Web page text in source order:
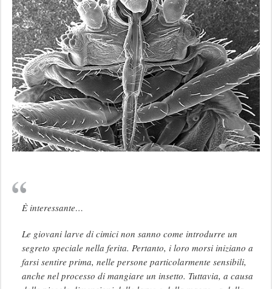
È interessante…
Le giovani larve di cimici non sanno come introdurre un
segreto speciale nella ferita. Pertanto, i loro morsi iniziano a
farsi sentire prima, nelle persone particolarmente sensibili,
anche nel processo di mangiare un insetto. Tuttavia, a causa